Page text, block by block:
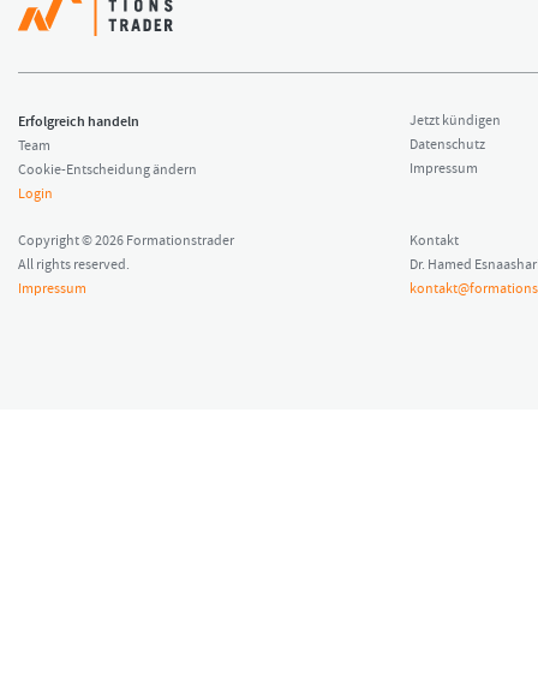
Erfolgreich handeln
Team
Cookie-Entscheidung ändern
Login
Jetzt kündigen
Datenschutz
Impressum
Copyright © 2026 Formationstrader
All rights reserved.
Impressum
Kontakt
Dr. Hamed